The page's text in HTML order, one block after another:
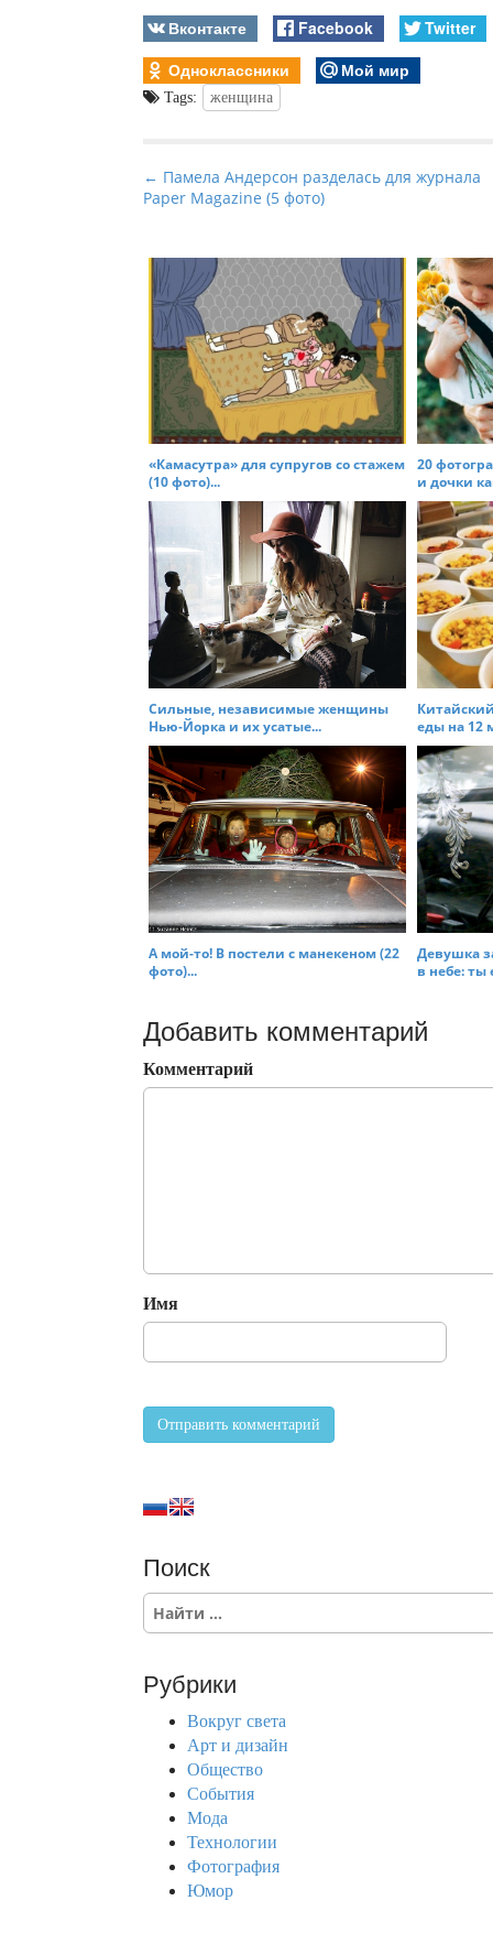
Вконтакте Facebook
Twitter
Одноклассники
Мой мир
Tags: женщина
P
o
t
n
v
a
t
o
n
← Памела Андерсон разделась для журнала
Paper Magazine (5 фото)
«Камасутра» для супругов со стажем
(10 фото)...
20
и дочки
Сильные, независимые женщины
Нью-Йорка и их усатые...
еды на 12
А мой-то! В постели с манекеном (22
фото)...
Девушка
в небе: ты
Добавить комментарий
Комментарий
Имя
Поиск
S
c
Рубрики
Вокруг света
Арт и дизайн
Общество
События
Мода
Технологии
Фотография
Юмор